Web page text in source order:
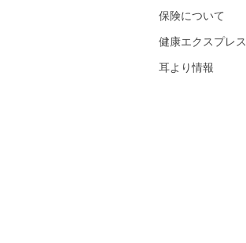
保険について
健康エクスプレス
耳より情報